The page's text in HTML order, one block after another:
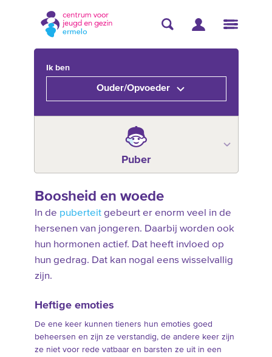
Ik ben
Ouder/Opvoeder
Puber
Boosheid en woede
In de puberteitgebeurt er enorm veel in de
hersenen van jongeren. Daarbij worden ook
hun hormonen actief. Dat heeft invloed op
hun gedrag. Dat kan nogal eens wisselvallig
zijn.
Heftige emoties
De ene keer kunnen tieners hun emoties goed
beheersen en zijn ze verstandig, de andere keer zijn
ze niet voor rede vatbaar en barsten ze uit in een